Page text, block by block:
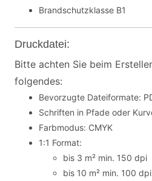
Brandschutzklasse B1
Druckdatei:
Bitte achten Sie beim
folgendes:
Bevorzugte Dateiformate:
Schriften in Pfade oder
Farbmodus: CMYK
1:1 Format:
bis 3 m² min. 150 dpi
bis 10 m² min. 100 dpi